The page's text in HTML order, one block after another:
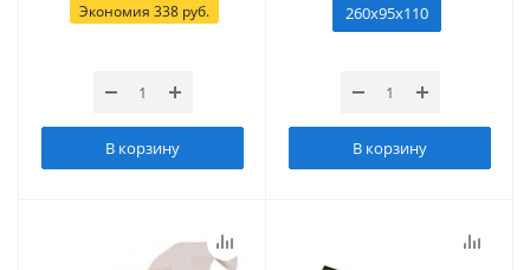
Экономия 338 руб.
В корзину
260х95х110
В корзину